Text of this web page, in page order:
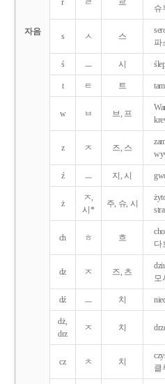
자음
r ㄹ 르
슈
s ㅅ 스
파
ś ㅡ 시
t ㅌ 트
w ㅂ 브, 프
z ㅈ 즈, 스
ź ㅡ 지, 시
ż
ㅈ,
시*
주, 슈, 시
ch ㅎ 흐
다
dz ㅈ 즈, 츠
모
dź ㅡ 치
dż,
drz
ㅈ 치
cz ㅊ 치
클